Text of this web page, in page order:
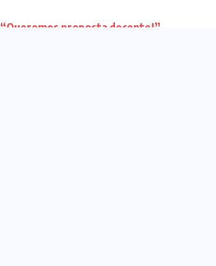
“Queremos proposta decente!”